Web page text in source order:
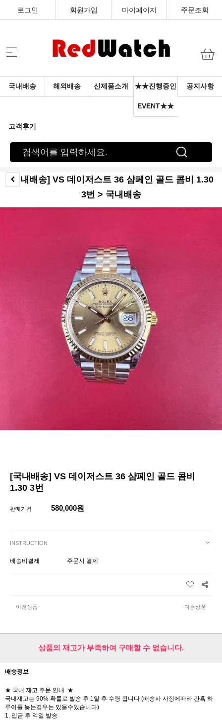
로그인 회원가입 마이페이지 주문조회
국내배송 해외배송 신제품소개 ★★진행중인
EVENT★★
공지사항
고객후기
[국내배송] VS 데이저스트 36 샴페인 골드 콤비 1.30
3번 > 국내배송
[국내배송] VS 데이저스트 36 샴페인 골드 콤비
1.30 3번
판매가격 580,000원
INSTRUCTION
배송비결제 주문시 결제
이전상품 다음상품
상품의 재고가 부족하여 구매할 수 없습니다.
배송정보
★ 국내 재고 주문 안내 ★
국내재고는 90% 확률로 발송 후 1일 후 수령 됩니다 (배송사 사정에따라 간혹 하
루이틀 늦는경우는 있을수있습니다)
1. 입금 후 익일 발송